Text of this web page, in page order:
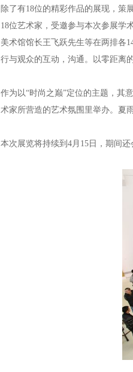
除了有18位的精彩作品的展现，策
18位艺术家，受邀参与本次参展学
美术馆馆长王飞跃先生等在两排各
行与观众的互动，沟通。以零距离
作为以“时尚之巅”定位的主题，其
术家所营造的艺术氛围里举办。夏
本次展览将持续到4月15日，期间